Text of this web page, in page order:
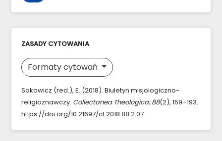
ZASADY CYTOWANIA
Formaty cytowań
Sakowicz (red.), E. (2018). Biuletyn misjologiczno-
religioznawczy. Collectanea Theologica, 88(2), 159–193.
https://doi.org/10.21697/ct.2018.88.2.07